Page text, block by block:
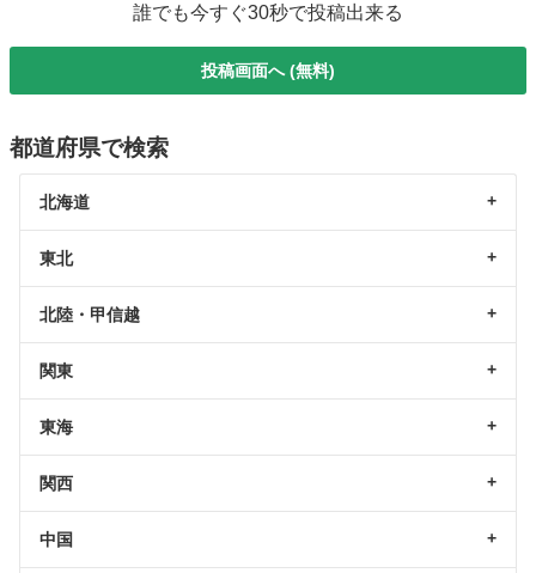
誰でも今すぐ30秒で投稿出来る
投稿画面へ (無料)
都道府県で検索
北海道
東北
北陸・甲信越
関東
東海
関西
中国